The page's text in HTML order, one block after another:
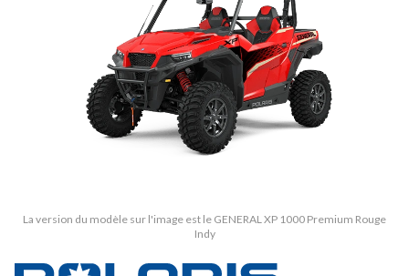
La version du modèle sur l'image est le GENERAL XP 1000 Premium Rouge
Indy